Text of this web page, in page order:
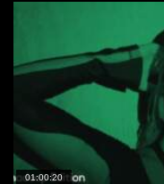
01:00:20